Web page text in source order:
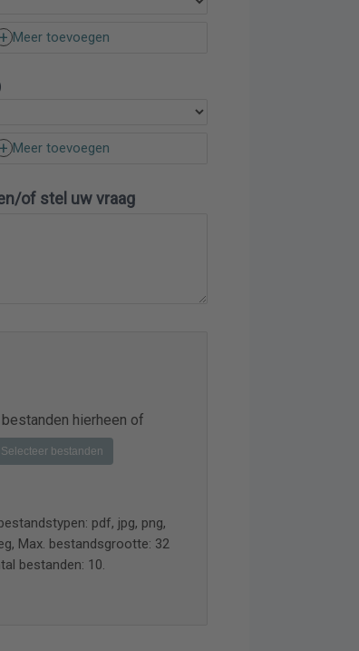
Meer toevoegen
Meer toevoegen
of stel uw vraag
hierheen of
Selecteer bestanden
pdf, jpg, png,
Max. bestandsgrootte: 32
bestanden: 10.